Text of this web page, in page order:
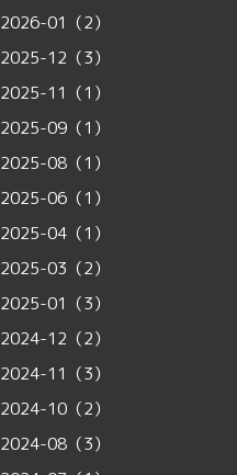
2026-01（2）
2025-12（3）
2025-11（1）
2025-09（1）
2025-08（1）
2025-06（1）
2025-04（1）
2025-03（2）
2025-01（3）
2024-12（2）
2024-11（3）
2024-10（2）
2024-08（3）